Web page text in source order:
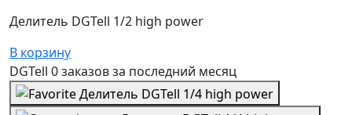
Делитель DGTell 1/2 high power
В корзину
DGTell 0 заказовза последний месяц